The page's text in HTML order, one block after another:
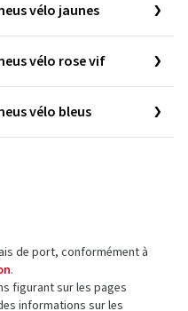
vélo jaunes
vélo rose vif
vélo bleus
de port, conformément à
.
figurant sur les pages
informations sur les